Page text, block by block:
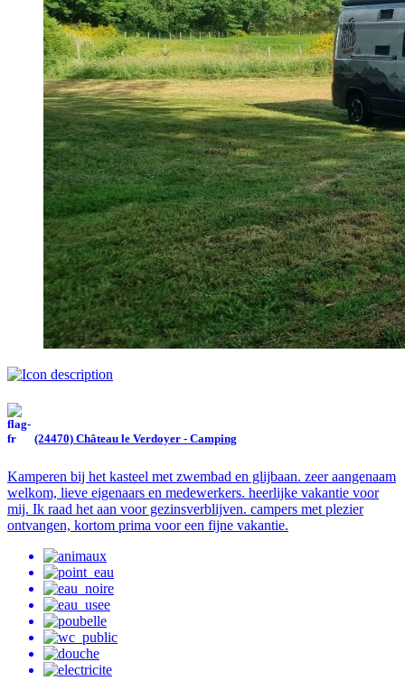
(24470) Château le Verdoyer - Camping
Kamperen bij het kasteel met zwembad en glijbaan. zeer aangenaam
welkom, lieve eigenaars en medewerkers. heerlijke vakantie voor
mij. Ik raad het aan voor gezinsverblijven. campers met plezier
ontvangen, kortom prima voor een fijne vakantie.